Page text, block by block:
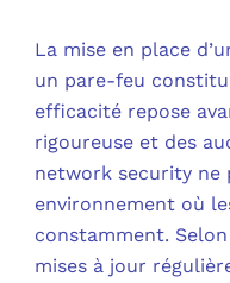
La mise en place
un pare-feu
efficacité repose
rigoureuse et des
network security ne
environnement où
constamment.
mises à jour